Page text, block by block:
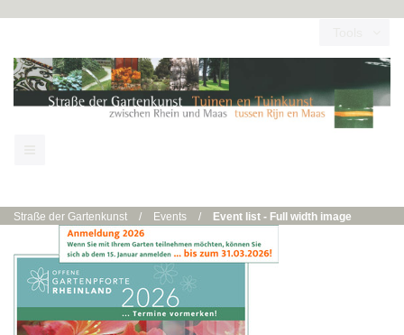
Straße der Gartenkunst / Events / Event list - Full width image